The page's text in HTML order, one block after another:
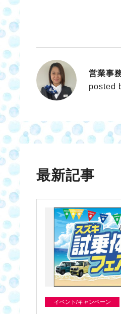
あつち
営業事
posted
最新記事
イベント/キャンペーン